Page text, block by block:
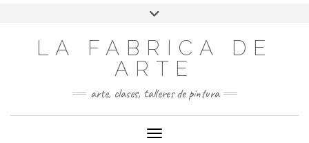
LA FABRICA DE
ARTE
arte, clases, talleres de pintura
Cambiar modo de navegación